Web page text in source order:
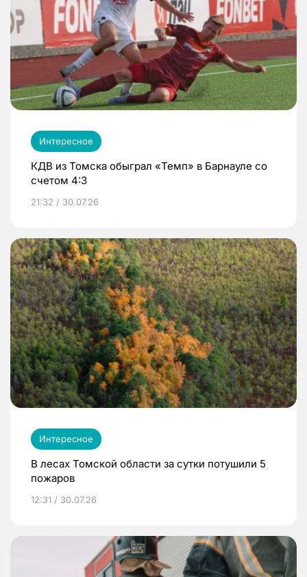
Интересное
КДВ из Томска обыграл «Темп» в Барнауле со
счетом 4:3
21:32 / 30.07.26
Интересное
В лесах Томской области за сутки потушили 5
пожаров
12:31 / 30.07.26